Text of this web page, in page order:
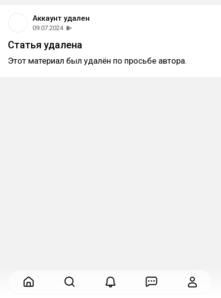
Аккаунт удален
09.07.2024
Статья удалена
Этот материал был удалён по просьбе автора.